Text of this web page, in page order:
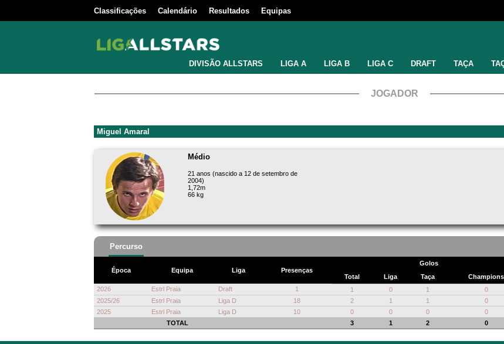
Classificações Calendário Resultados Equipas
DIVISÃO ALLSTARS LIGA A LIGA B LIGA C DRAFT TAÇA
JOGADOR
Miguel Amaral
Médio
21 anos (nascido a 12 de setembro de
2004)
1,72m
66 kg
Percurso
Época Equipa Liga Presenças
Golos
Total
Liga Taça
Champions
2026
Estrl Praia Draft 1 1 0 1 0
2025/26
Estrl Praia Liga D 18 2 1 1 0
2025
Estrl Praia Liga D 10 0 0 0 0
TOTAL
3 1 2 0